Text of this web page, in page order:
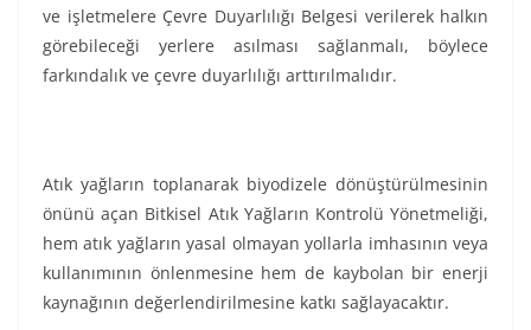
ve işletmelere Çevre Duyarlılığı Belgesi verilerek halkın
görebileceği yerlere asılması sağlanmalı, böylece
farkındalık ve çevre duyarlılığı arttırılmalıdır.
Atık yağların toplanarak biyodizele dönüştürülmesinin
önünü açan Bitkisel Atık Yağların Kontrolü Yönetmeliği,
hem atık yağların yasal olmayan yollarla imhasının veya
kullanımının önlenmesine hem de kaybolan bir enerji
kaynağının değerlendirilmesine katkı sağlayacaktır.